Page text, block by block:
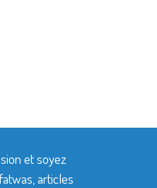
et soyez
articles